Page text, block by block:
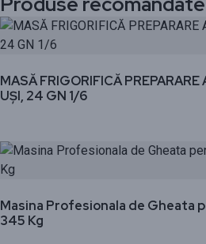
MASĂ FRIGORIFICĂ
UȘI, 24 GN 1/6
Masina Profesionala de Gheata
345 Kg